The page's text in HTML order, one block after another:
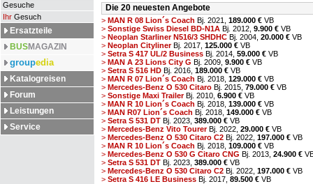
Gesuche
Ihr Gesuch
Ersatzteile
BUSMAGAZIN
groupedia
Katalogreisen
Forum
Leistungen
Service
Die 20 neuesten Angebote
> MAN R 08 Lion´s Coach Bj. 2021, 189.000 € VB
> Sonstige Swiss Diesel BD-N1A Bj. 2012, 9.900 € VB
> Neoplan Starliner N516/3 SHDHC Bj. 2004, 20.000 € VB
> Neoplan CitylinerBj. 2017, 125.000 € VB
> Setra S 417 UL/2 Business Bj. 2014, 59.000 € VB
> MAN A 23 Lions City G Bj. 2009, 9.900 € VB
> Setra S 516 HD Bj. 2016, 189.000 € VB
> MAN R 07 Lion´s Coach Bj. 2018, 129.000 € VB
> Mercedes-Benz O 530 Citaro Bj. 2015, 79.000 € VB
> Sonstige Maxi TrailerBj. 2010, 6.900 € VB
> MAN R 10 Lion´s Coach Bj. 2018, 139.000 € VB
> MAN R07 Lion´s Coach Bj. 2018, 149.000 € VB
> Setra S 531 DT Bj. 2023, 389.000 € VB
> Mercedes-Benz Vito TourerBj. 2022, 29.000 € VB
> Mercedes-Benz O 530 Citaro C2 Bj. 2022, 197.000 € VB
> MAN R 10 Lion´s Coach Bj. 2018, 109.000 € VB
> Mercedes-Benz O 530 G Citaro CNG Bj. 2013, 24.900 €
> Setra S 531 DT Bj. 2023, 389.000 € VB
> Mercedes-Benz O 530 Citaro C2 Bj. 2022, 197.000 € VB
> Setra S 416 LE Business Bj. 2017, 89.500 € VB